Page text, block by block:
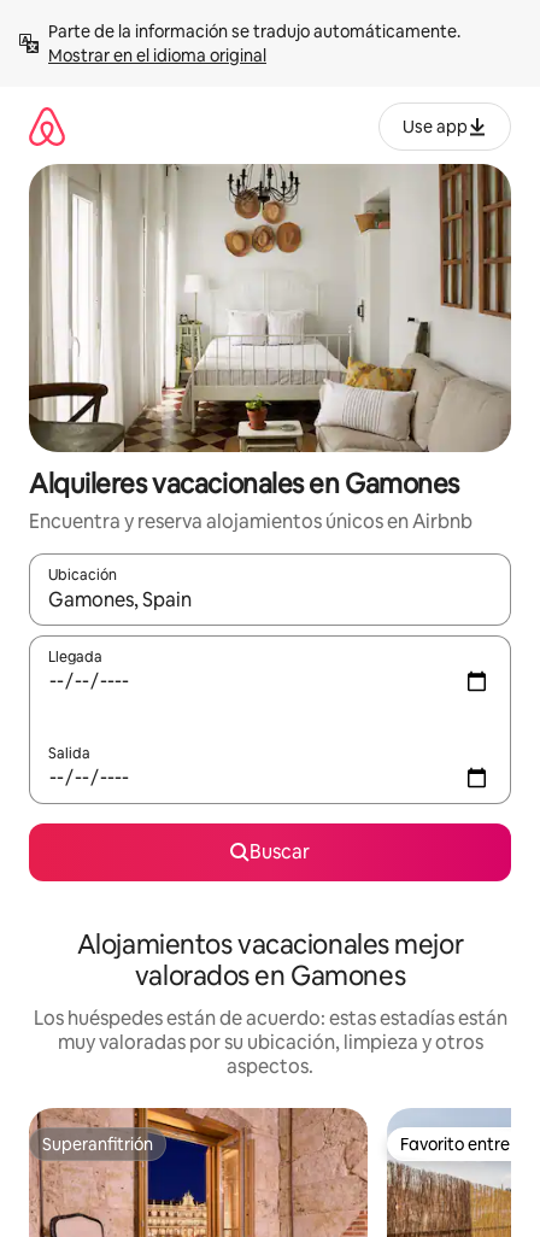
contenidoMostrar en el idioma original
Use app
Alquileres vacacionales en Gamones
Encuentra y reserva alojamientos únicos en Airbnb
Ubicación
Cuando los resultados estén disponibles, navega con las
Llegada
Salida
Buscar
Alojamientos vacacionales mejor
valorados en Gamones
Los huéspedes están de acuerdo: estas estadías están
muy valoradas por su ubicación, limpieza y otros
aspectos.
Superanfitrión
Superanfitrión Favorito entre
Favorito entre